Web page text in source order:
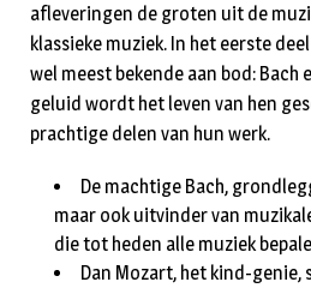
afleveringen de groten uit de
klassieke muziek. In het eerste
wel meest bekende aan bod: Bach
geluid wordt het leven van hen
prachtige delen van hun werk.
De machtige Bach,
maar ook uitvinder van
die tot heden alle muziek
Dan Mozart, het kind-genie,